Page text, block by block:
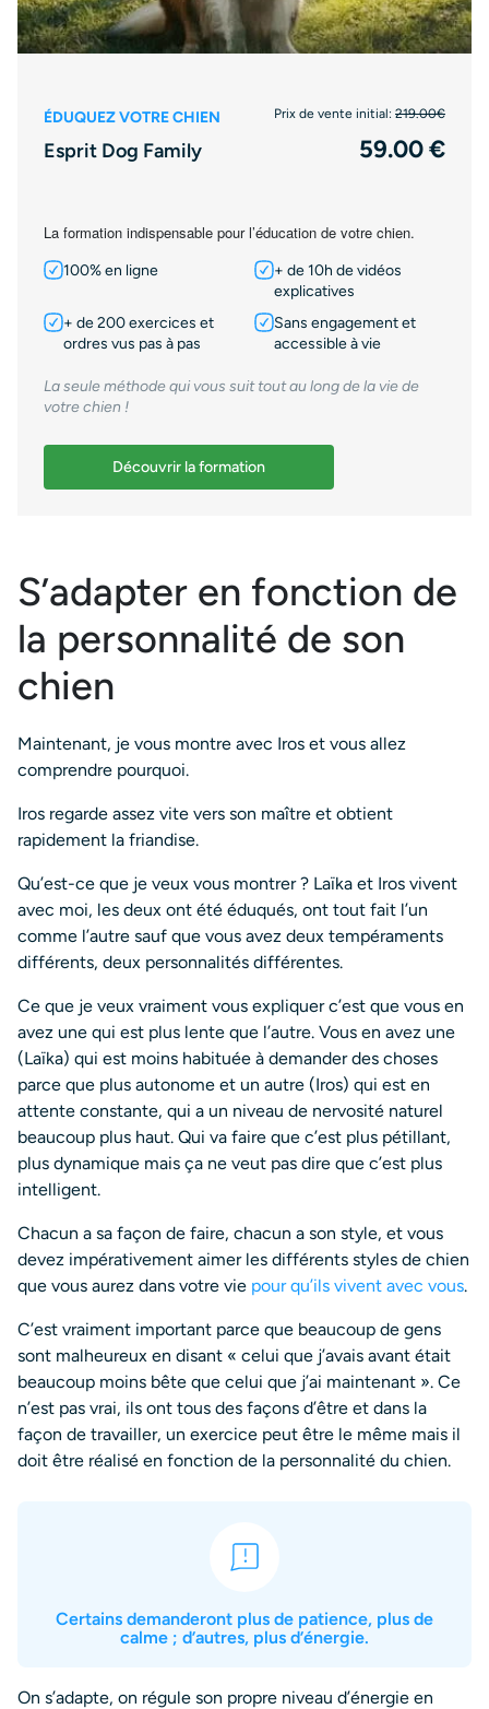
ÉDUQUEZ VOTRE CHIEN Prix de vente initial: 219.00€
Esprit Dog Family 59.00 €
La formation indispensable pour l’éducation de votre chien.
100% en ligne
+ de 10h de vidéos
explicatives
+ de 200 exercices et
ordres vus pas à pas
Sans engagement et
accessible à vie
La seule méthode qui vous suit tout au long de la vie de
votre chien !
Découvrir la formation
S’adapter en fonction de
la personnalité de son
chien
Maintenant, je vous montre avec Iros et vous allez
comprendre pourquoi.
Iros regarde assez vite vers son maître et obtient
rapidement la friandise.
Qu’est-ce que je veux vous montrer ? Laïka et Iros vivent
avec moi, les deux ont été éduqués, ont tout fait l’un
comme l’autre sauf que vous avez deux tempéraments
différents, deux personnalités différentes.
Ce que je veux vraiment vous expliquer c’est que vous en
avez une qui est plus lente que l’autre. Vous en avez une
(Laïka) qui est moins habituée à demander des choses
parce que plus autonome et un autre (Iros) qui est en
attente constante, qui a un niveau de nervosité naturel
beaucoup plus haut. Qui va faire que c’est plus pétillant,
plus dynamique mais ça ne veut pas dire que c’est plus
intelligent.
Chacun a sa façon de faire, chacun a son style, et vous
devez impérativement aimer les différents styles de chien
que vous aurez dans votre vie pour qu’ils vivent avec vous.
C’est vraiment important parce que beaucoup de gens
sont malheureux en disant « celui que j’avais avant était
beaucoup moins bête que celui que j’ai maintenant ». Ce
n’est pas vrai, ils ont tous des façons d’être et dans la
façon de travailler, un exercice peut être le même mais il
doit être réalisé en fonction de la personnalité du chien.
Certains demanderont plus de patience, plus de
calme ; d’autres, plus d’énergie.
On s’adapte, on régule son propre niveau d’énergie en